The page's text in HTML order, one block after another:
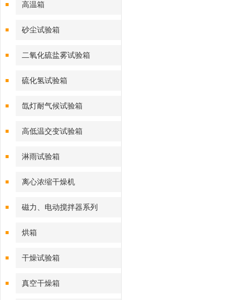
高温箱
砂尘试验箱
二氧化硫盐雾试验箱
硫化氢试验箱
氙灯耐气候试验箱
高低温交变试验箱
淋雨试验箱
离心浓缩干燥机
磁力、电动搅拌器系列
烘箱
干燥试验箱
真空干燥箱